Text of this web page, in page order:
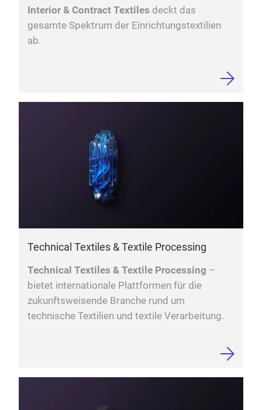
Interior & Contract Textiles deckt das
gesamte Spektrum der Einrichtungstextilien
ab.
Technical Textiles & Textile Processing
Technical Textiles & Textile Processing –
bietet internationale Plattformen für die
zukunftsweisende Branche rund um
technische Textilien und textile Verarbeitung.